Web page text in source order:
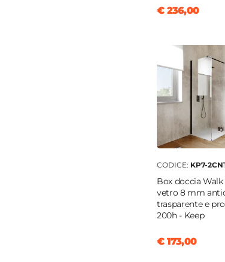
€ 236,00
CODICE: KP7-
Box doccia
vetro 8 mm
trasparente e
200h - Keep
€ 173,00